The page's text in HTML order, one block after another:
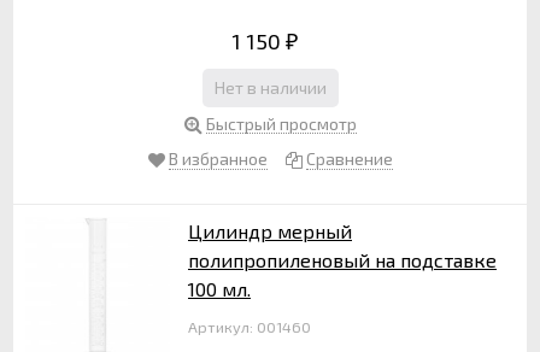
1 150 ₽
Нет в наличии
Быстрый просмотр
В избранное
Сравнение
Цилиндр мерный
полипропиленовый на подставке
100 мл.
Артикул: 001460